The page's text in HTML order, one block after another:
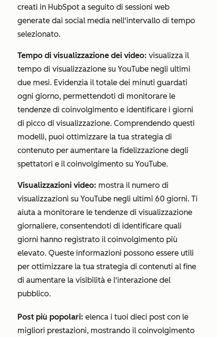
creati in HubSpot a seguito di sessioni web
generate dai social media nell'intervallo di tempo
selezionato.
Tempo di visualizzazione dei video: visualizza il
tempo di visualizzazione su YouTube negli ultimi
due mesi. Evidenzia il totale dei minuti guardati
ogni giorno, permettendoti di monitorare le
tendenze di coinvolgimento e identificare i giorni
di picco di visualizzazione. Comprendendo questi
modelli, puoi ottimizzare la tua strategia di
contenuto per aumentare la fidelizzazione degli
spettatori e il coinvolgimento su YouTube.
Visualizzazioni video: mostra il numero di
visualizzazioni su YouTube negli ultimi 60 giorni. Ti
aiuta a monitorare le tendenze di visualizzazione
giornaliere, consentendoti di identificare quali
giorni hanno registrato il coinvolgimento più
elevato. Queste informazioni possono essere utili
per ottimizzare la tua strategia di contenuti al fine
di aumentare la visibilità e l'interazione del
pubblico.
Post più popolari: elenca i tuoi dieci post con le
migliori prestazioni, mostrando il coinvolgimento